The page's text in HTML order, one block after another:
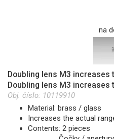
na
Doubling lens M3
Doubling lens M3
Obj. číslo: 10119910
Material: brass / glass
Increases the actual
Contents: 2 pieces